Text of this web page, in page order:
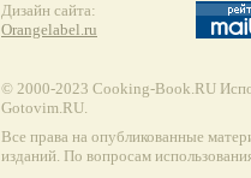
Дизайн сайта:
Orangelabel.ru
© 2000-2023 Сooking-Book.RU
Gotovim.RU.
Все права на опубликованные
изданий. По вопросам